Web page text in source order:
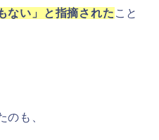
ない」と指摘された こと
のも、